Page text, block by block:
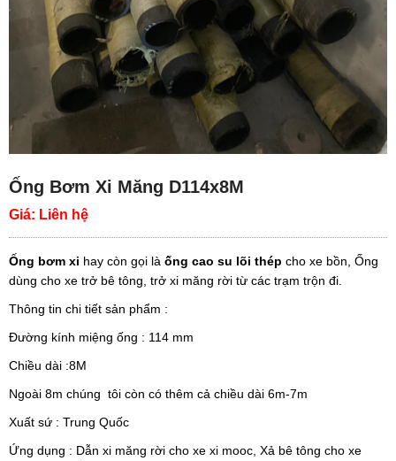
Ống Bơm Xi Măng D114x8M
Giá: Liên hệ
Ống bơm xi hay còn gọi là ống cao su lõi thép cho xe bồn, Ống
dùng cho xe trở bê tông, trở xi măng rời từ các trạm trộn đi.
Thông tin chi tiết sản phẩm :
Đường kính miệng ống : 114 mm
Chiều dài :8M
Ngoài 8m chúng tôi còn có thêm cả chiều dài 6m-7m
Xuất sứ : Trung Quốc
Ứng dụng : Dẫn xi măng rời cho xe xi mooc, Xả bê tông cho xe